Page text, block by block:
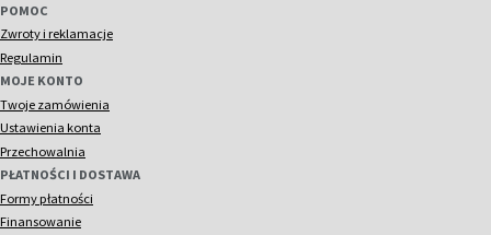
POMOC
Zwroty i reklamacje
Regulamin
MOJE KONTO
Twoje zamówienia
Ustawienia konta
Przechowalnia
PŁATNOŚCI I DOSTAWA
Formy płatności
Finansowanie